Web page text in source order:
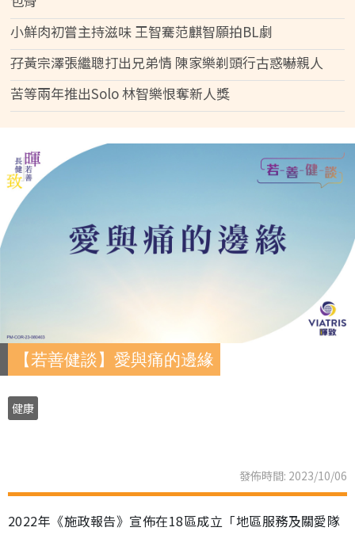
小鮮肉初嘗主持滋味 王智騫范麒智願拍BL劇
孖黃宗澤張繼聰打出兄弟情 陳家樂剃頭行古惑嚇親人
苦等兩年推出Solo 林智樂恨奪新人獎
【若善健談】愛與痛的邊緣
健康
發佈時間: 2023/10/06
2022年《施政報告》宣佈在18區成立「地區服務及關愛隊